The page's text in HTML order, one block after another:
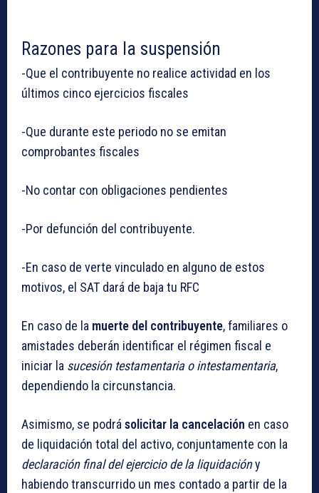
Razones para la suspensión
-Que el contribuyente no realice actividad en los
últimos cinco ejercicios fiscales
-Que durante este periodo no se emitan
comprobantes fiscales
-No contar con obligaciones pendientes
-Por defunción del contribuyente.
-En caso de verte vinculado en alguno de estos
motivos, el SAT dará de baja tu RFC
En caso de la muerte del contribuyente, familiares o
amistades deberán identificar el régimen fiscal e
iniciar la sucesión testamentaria o intestamentaria,
dependiendo la circunstancia.
Asimismo, se podrá solicitar la cancelación en caso
de liquidación total del activo, conjuntamente con la
declaración final del ejercicio de la liquidacióny
habiendo transcurrido un mes contado a partir de la